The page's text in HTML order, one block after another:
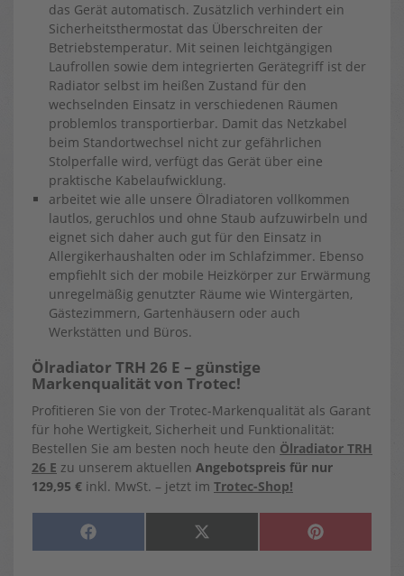
das Gerät automatisch. Zusätzlich verhindert ein
Sicherheitsthermostat das Überschreiten der
Betriebstemperatur. Mit seinen leichtgängigen
Laufrollen sowie dem integrierten Gerätegriff ist der
Radiator selbst im heißen Zustand für den
wechselnden Einsatz in verschiedenen Räumen
problemlos transportierbar. Damit das Netzkabel
beim Standortwechsel nicht zur gefährlichen
Stolperfalle wird, verfügt das Gerät über eine
praktische Kabelaufwicklung.
arbeitet wie alle unsere Ölradiatoren vollkommen
lautlos, geruchlos und ohne Staub aufzuwirbeln und
eignet sich daher auch gut für den Einsatz in
Allergikerhaushalten oder im Schlafzimmer. Ebenso
empfiehlt sich der mobile Heizkörper zur Erwärmung
unregelmäßig genutzter Räume wie Wintergärten,
Gästezimmern, Gartenhäusern oder auch
Werkstätten und Büros.
Ölradiator TRH 26 E – günstige
Markenqualität von Trotec!
Profitieren Sie von der Trotec-Markenqualität als Garant
für hohe Wertigkeit, Sicherheit und Funktionalität:
Bestellen Sie am besten noch heute den Ölradiator TRH
26 E zu unserem aktuellen Angebotspreis für nur
129,95 € inkl. MwSt. – jetzt im Trotec-Shop!
SHARE
F
A
SHARE
X
(
SHARE
P
I